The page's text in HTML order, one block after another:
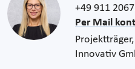
+49 911
Per Mail
Innovativ